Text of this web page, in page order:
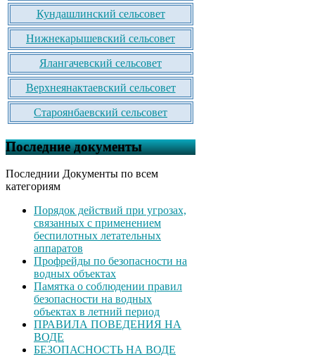
Кундашлинский сельсовет
Нижнекарышевский сельсовет
Ялангачевский сельсовет
Верхнеянактаевский сельсовет
Староянбаевский сельсовет
Последние документы
Последнии Документы по всем
категориям
Порядок действий при угрозах,
связанных с применением
беспилотных летательных
аппаратов
Профрейды по безопасности на
водных объектах
Памятка о соблюдении правил
безопасности на водных
объектах в летний период
ПРАВИЛА ПОВЕДЕНИЯ НА
ВОДЕ
БЕЗОПАСНОСТЬ НА ВОДЕ